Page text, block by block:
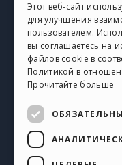
Мои лицензии
Загрузить
Веб-хостинг
Мои кредиты
Pусский
Этот веб-сайт
для улучшения
пользователем.
вы соглашаетесь на
файлов cookie в
Политикой в
Прочитайте больше